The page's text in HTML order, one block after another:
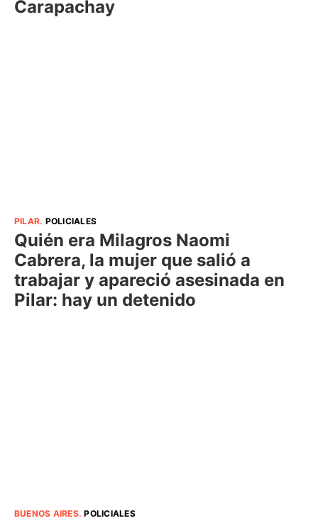
Carapachay
PILAR. POLICIALES
Quién era Milagros Naomi
Cabrera, la mujer que salió a
trabajar y apareció asesinada en
Pilar: hay un detenido
BUENOS AIRES.POLICIALES